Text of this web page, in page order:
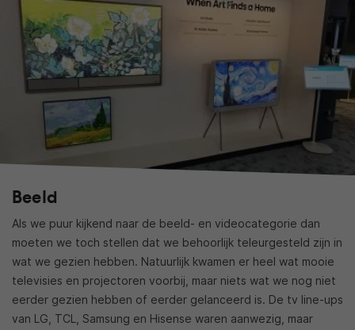
Beeld
Als we puur kijkend naar de beeld- en videocategorie dan
moeten we toch stellen dat we behoorlijk teleurgesteld zijn in
wat we gezien hebben. Natuurlijk kwamen er heel wat mooie
televisies en projectoren voorbij, maar niets wat we nog niet
eerder gezien hebben of eerder gelanceerd is. De tv line-ups
van LG, TCL, Samsung en Hisense waren aanwezig, maar